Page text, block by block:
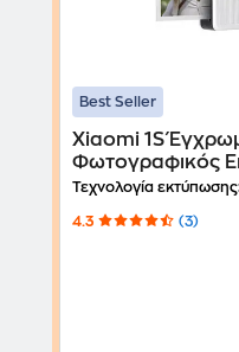
Best Seller
Xiaomi 1S Έγχρωμος
Φωτογραφικός
x 3" Bluetooth -
Τεχνολογία
4.3 (3)